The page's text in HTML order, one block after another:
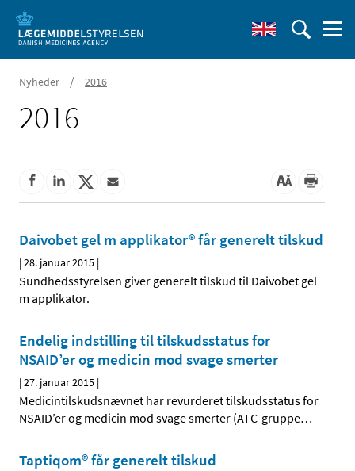
Nyheder / 2016
2016
Daivobet gel m applikator® får generelt tilskud
|28. januar 2015 |
Sundhedsstyrelsen giver generelt tilskud til Daivobet gel
m applikator.
Endelig indstilling til tilskudsstatus for
NSAID’er og medicin mod svage smerter
|27. januar 2015 |
Medicintilskudsnævnet har revurderet tilskudsstatus for
NSAID’er og medicin mod svage smerter (ATC-gruppe…
Taptiqom® får generelt tilskud